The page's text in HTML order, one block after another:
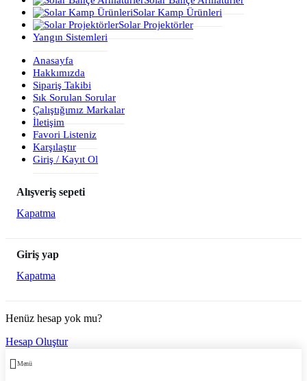
Solar Kamp Ürünleri
Solar Projektörler
Yangın Sistemleri
Anasayfa
Hakkımızda
Sipariş Takibi
Sık Sorulan Sorular
Çalıştığımız Markalar
İletişim
Favori Listeniz
Karşılaştır
Giriş / Kayıt Ol
Alışveriş sepeti
Kapatma
Giriş yap
Kapatma
Henüz hesap yok mu?
Hesap Oluştur
Menü